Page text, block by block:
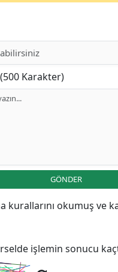
Karakter)
GÖNDER
kurallarını okumuş ve
işlemin sonucu